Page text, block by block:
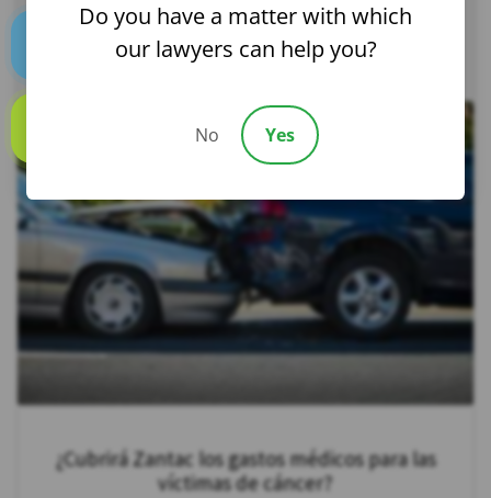
¿Cuáles son las lesiones comunes después de los
choques traseros?
¿Cubrirá Zantac los gastos médicos para las
víctimas de cáncer?
Do you have a matter with which
our lawyers can help you?
No Yes